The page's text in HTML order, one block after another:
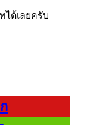
ด้เลยครับ